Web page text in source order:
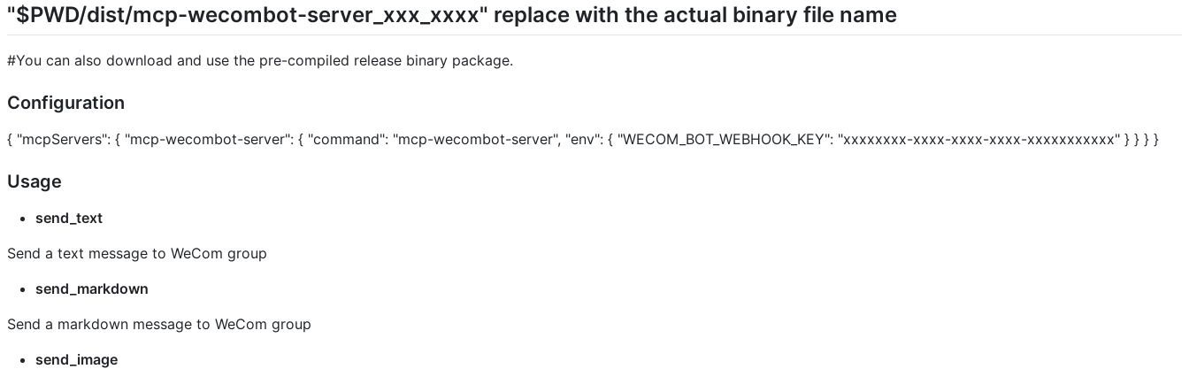
"$PWD/dist/mcp-wecombot-server_xxx_xxxx" replace with the actual binary file name
#You can also download and use the pre-compiled release binary package.
Configuration
{ "mcpServers": { "mcp-wecombot-server": { "command": "mcp-wecombot-server", "env": { "WECOM_BOT_WEBHOOK_KEY": "xxxxxxxx-xxxx-xxxx-xxxx-xxxxxxxxxxx" } } } }
Usage
send_text
Send a text message to WeCom group
send_markdown
Send a markdown message to WeCom group
send_image